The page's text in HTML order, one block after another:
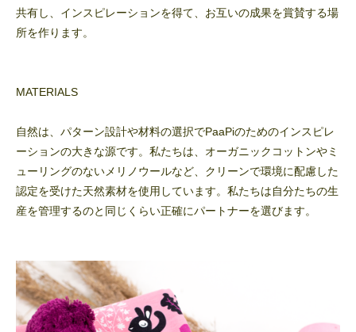
共有し、インスピレーションを得て、お互いの成果を賞賛する場
所を作ります。
MATERIALS
自然は、パターン設計や材料の選択でPaaPiのためのインスピレ
ーションの大きな源です。私たちは、オーガニックコットンやミ
ューリングのないメリノウールなど、クリーンで環境に配慮した
認定を受けた天然素材を使用しています。私たちは自分たちの生
産を管理するのと同じくらい正確にパートナーを選びます。